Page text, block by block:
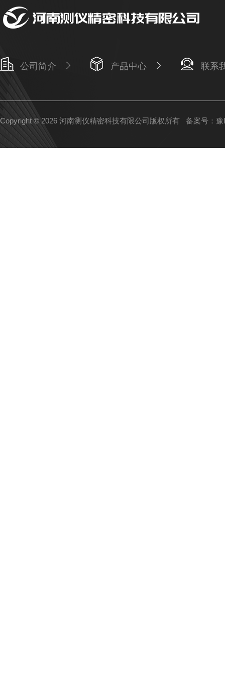
公司简介 产品中心 联系
Copyright © 2026 河南测仪精密科技有限公司版权所有 备案号：